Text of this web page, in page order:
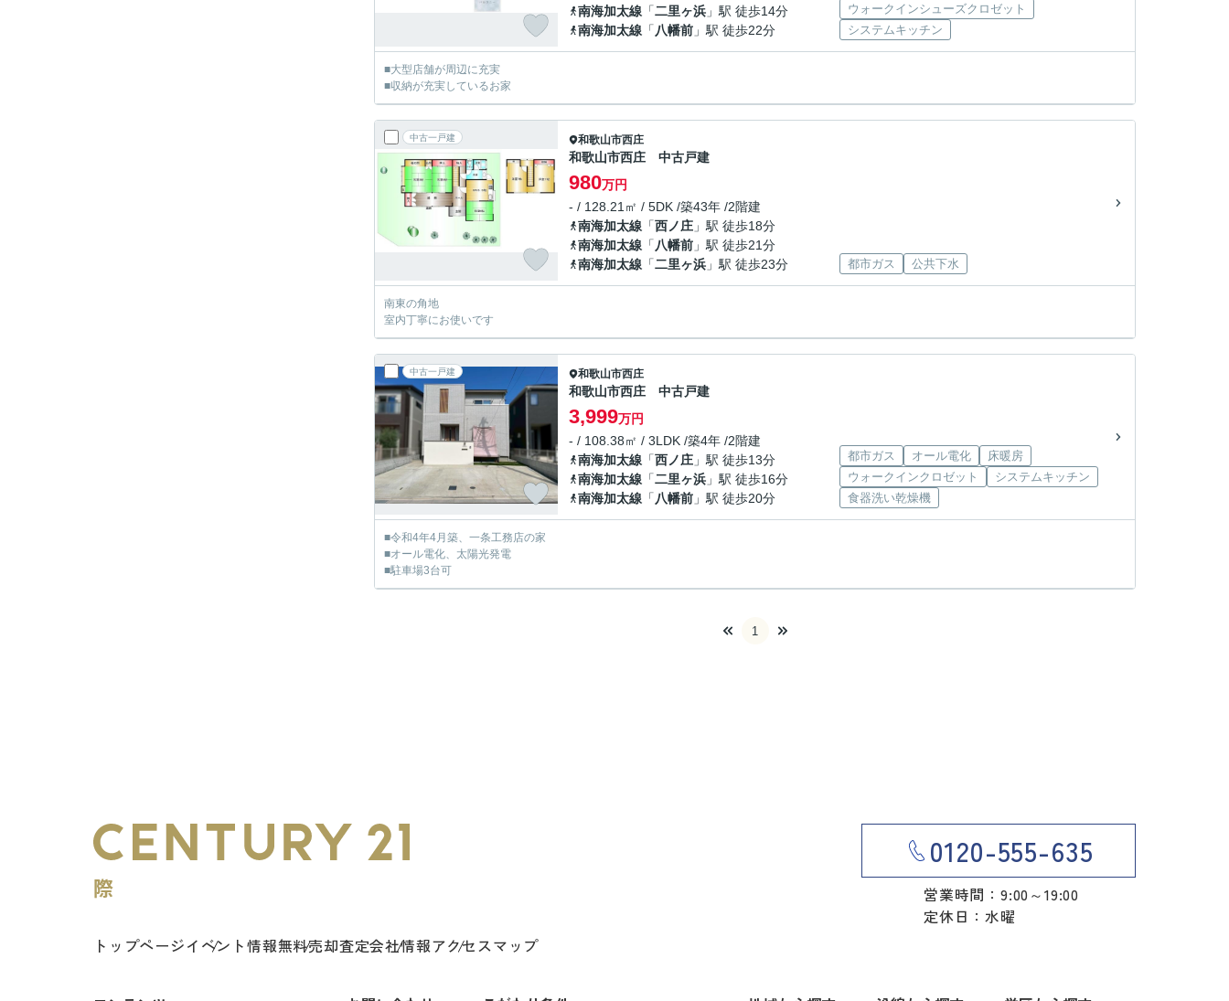
南海加太線 「二里ヶ浜 」駅 徒歩14分
南海加太線 「 八幡前 」駅 徒歩22分
ウォークインシューズクロゼット
システムキッチン
■大型店舗が周辺に充実
■収納が充実しているお家
中古一戸建 和歌山市西庄
和歌山市西庄 中古戸建
980万円
- / 128.21㎡ / 5DK /築43年 /2階建
南海加太線 「西ノ庄 」駅 徒歩18分
南海加太線 「 八幡前 」駅 徒歩21分
南海加太線 「二里ヶ浜 」駅 徒歩23分 都市ガス 公共下水
南東の角地
室内丁寧にお使いです
中古一戸建 和歌山市西庄
和歌山市西庄 中古戸建
3,999万円
- / 108.38㎡ / 3LDK /築4年 /2階建
南海加太線 「西ノ庄 」駅 徒歩13分
南海加太線 「二里ヶ浜 」駅 徒歩16分
南海加太線 「 八幡前 」駅 徒歩20分
都市ガス オール電化
床暖房
ウォークインクロゼット
システムキッチン
食器洗い乾燥機
■令和4年4月築、一条工務店の家
■オール電化、太陽光発電
■駐車場3台可
1
トップページイベント情報無料売却査定会社情報アクセスマップ
0120-555-635
営業時間：9:00～19:00
定休日：水曜